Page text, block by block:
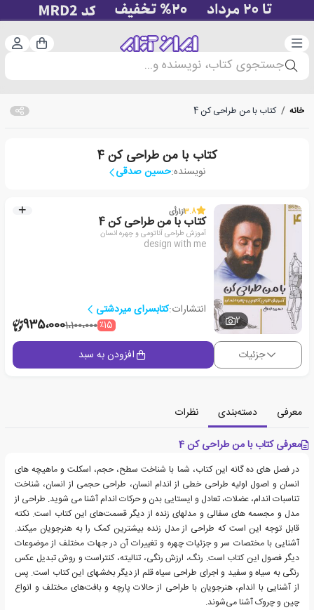
دسته‌بندی سبد
جستجوی کتاب، نویسنده و...
خانه / کتاب با من طراحی کن 4
کتاب با من طراحی کن 4
نویسنده:حسین صدقی
2
3.8از1رأی
کتاب با من طراحی کن 4
آموزش طراحی آناتومی و چهره انسان
design with me
انتشارات:کتابسرای میردشتی
٪151،100،000935،000
جزئیات افزودن به سبد
معرفی دسته‌بندی
نظرات
معرفی کتاب با من طراحی کن 4
در فصل های ده گانه این کتاب، شما با شناخت سطح، حجم، اسکلت و ماهیچه های
انسان و اصول اولیه طراحی خطی از اندام انسان، طراحی حجمی از انسان، شناخت
تناسبات اندام، عضلات، تعادل و ایستایی بدن و حرکات اندام آشنا می شوید. طراحی از
مدل و مجسمه های سفالی و مدلهای زنده از دیگر قسمت‌های این کتاب است. نکته
قابل توجه این است که طراحی از مدل زنده بیشترین کمک را به هنرجویان میکند.
آشنایی با مختصات سر و جزئیات چهره و تغییرات آن در جهات مختلف از موضوعات
دیگر فصول این کتاب است. رنگ، ارزش رنگی، تنالیته، کنتراست و روش تبدیل عکس
رنگی به سیاه و سفید و اجرای طراحی سیاه قلم از دیگر بخشهای این کتاب است. پس
از آشنایی با اندام، هنرجویان با طراحی از حالات پارچه و بافت‌های مختلف و انواع
چین و چروک آشنا می‌شوند.